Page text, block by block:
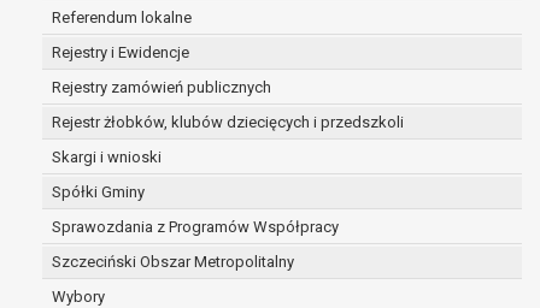
Referendum lokalne
Rejestry i Ewidencje
Rejestry zamówień publicznych
Rejestr żłobków, klubów dziecięcych i przedszkoli
Skargi i wnioski
Spółki Gminy
Sprawozdania z Programów Współpracy
Szczeciński Obszar Metropolitalny
Wybory
w przypadku gdy:
dane nie są już niezbędne do celów,
dla których były zebrane lub w inny
sposób przetwarzane,
osoba, której dane dotyczą, wniosła
sprzeciw wobec przetwarzania
danych osobowych,
zgodę na przetwarzanie danych
osobowych, która jest podstawą
przetwarzania danych i nie ma innej